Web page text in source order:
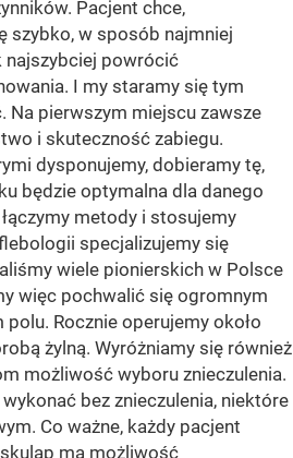
Pacjent chce,
szybko, w sposób najmniej
najszybciej powrócić
I my staramy się tym
pierwszym miejscu zawsze
i skuteczność zabiegu.
dysponujemy, dobieramy tę,
będzie optymalna dla danego
metody i stosujemy
specjalizujemy się
wiele pionierskich w Polsce
więc pochwalić się ogromnym
Rocznie operujemy około
żylną. Wyróżniamy się również
możliwość wyboru znieczulenia.
bez znieczulenia, niektóre
Co ważne, każdy pacjent
ma możliwość